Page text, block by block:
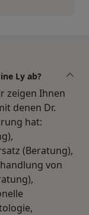
Ly ab?
zeigen Ihnen
denen Dr.
hat:
(Beratung),
von